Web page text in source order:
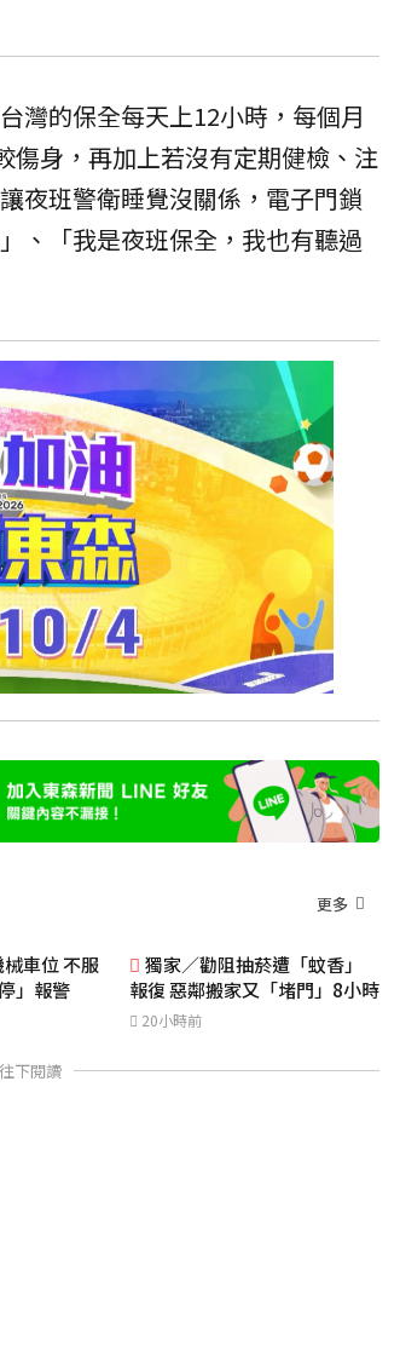
灣的保全每天上12小時，每個月
傷身，再加上若沒有定期健檢、注
夜班警衛睡覺沒關係，電子門鎖
、「我是夜班保全，我也有聽過
更多
車位 不服
」報警
獨家／勸阻抽菸遭「蚊香」
報復 惡鄰搬家又「堵門」8小時
20小時前
下閱讀